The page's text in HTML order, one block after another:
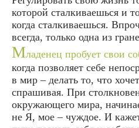
которой сталкиваешься и
когда сталкиваешься.
всегда, только одна из
Младенец пробует свои
когда позволяет себе
в мир – делать то, что
спрашивая. При
окружающего мира,
не Я, мое – чуждое. И